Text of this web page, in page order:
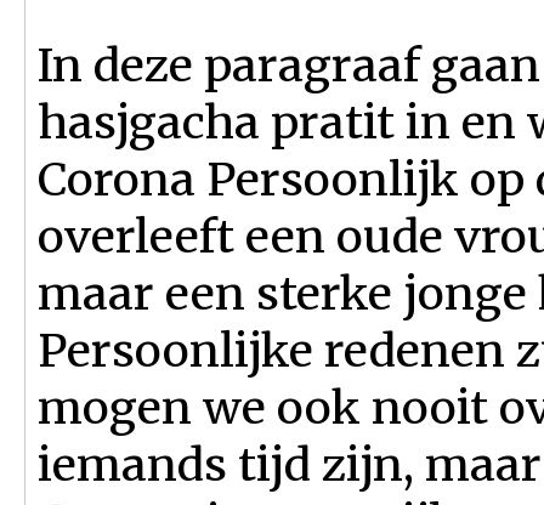
In deze paragraaf
hasjgacha pratit in en
Corona Persoonlijk
overleeft een oude
maar een sterke
Persoonlijke redenen
mogen we ook nooit
iemands tijd zijn,